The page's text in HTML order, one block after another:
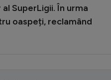
SuperLigii. În urma
oaspeți, reclamând